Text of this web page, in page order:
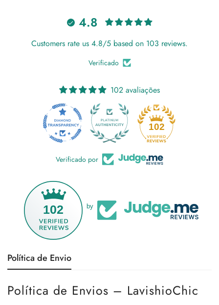
4.8
Customers rate us 4.8/5 based on 103 reviews.
Verificado
102 avaliações
102
Verificado por
102 by
Política de Envio
Política de Envios – LavishioChic